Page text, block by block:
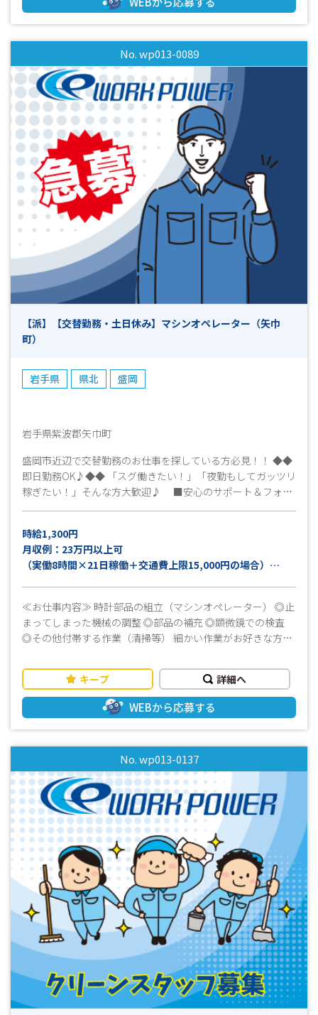
す！ ・15時に終わるので仕事終わりのプライベートも充実！
・毎月安定してシフトに入れます！ ■まずはお気軽にお問い
合わせください！■ 皆様からのご応募お待ちしておりま
No. wp013-0089
【派】【交替勤務・土日休み】マシンオペレーター（矢巾
町）
岩手県 県北 盛岡
岩手県紫波郡矢巾町
盛岡市近辺で交替勤務のお仕事を探している方必見！！ ◆◆
即日勤務OK♪◆◆ 「スグ働きたい！」「夜勤もしてガッツリ
稼ぎたい！」そんな方大歓迎♪ ■安心のサポート＆フォロ
して不明点などありましたらお気軽にお問い合わせください
安心してスタートできるよう、担当者がフォローいたしま
す！！ ■事前に工場見学ができます！見学だけでもどうぞ
☆☆ ぜひ一緒に楽しく働きましょう♪ 勤務スタート日はご
相談可能です！ご就業中の方もお気軽にご相談ください。 ま
ずはお気軽にお問い合わせください！ 皆さんのご応募をお待
ちしています(^^)/
時給1,300円
月収例：23万円以上可
（実働8時間×21日稼働＋交通費上限15,000円の場合）
≪お仕事内容≫ 時計部品の組立（マシンオペレーター） ◎止
まってしまった機械の調整 ◎部品の補充 ◎顕微鏡での検査
◎その他付帯する作業（清掃等） 細かい作業がお好きな方に
修があるので安心して業務ができます！ ・作業着、帽子等は
貸与致します。 ・無料駐車場あり。 ・土日休み（ＧＷ、夏季
休暇、年末年始連休あり） ・事前の工場見学ＯＫ！見学だけ
でもどうぞ！ ・社員登用実績あり まずはお気軽にお問い合わ
せください。 皆様からのお問い合わせお待ちしております。
キープ 詳細へ
WEBから応募する
No. wp013-0137